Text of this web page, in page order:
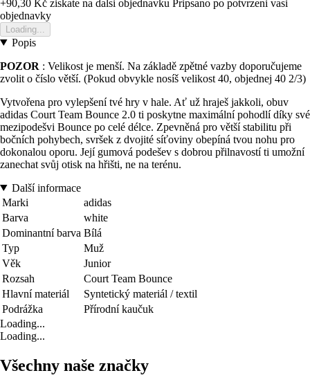
+90,30 Kč ziskate na dalsi objednavku Pripsano po potvrzeni vasi
objednavky
Loading...
Popis
POZOR : Velikost je menší. Na základě zpětné vazby doporučujeme
zvolit o číslo větší. (Pokud obvykle nosíš velikost 40, objednej 40 2/3)
Vytvořena pro vylepšení tvé hry v hale. Ať už hraješ jakkoli, obuv
adidas Court Team Bounce 2.0 ti poskytne maximální pohodlí díky své
mezipodešvi Bounce po celé délce. Zpevněná pro větší stabilitu při
bočních pohybech, svršek z dvojité síťoviny obepíná tvou nohu pro
dokonalou oporu. Její gumová podešev s dobrou přilnavostí ti umožní
zanechat svůj otisk na hřišti, ne na terénu.
Další informace
Marki
adidas
Barva
white
Dominantní barva Bílá
Typ
Muž
Věk
Junior
Rozsah
Court Team Bounce
Hlavní materiál
Syntetický materiál / textil
Podrážka
Přírodní kaučuk
Loading...
Loading...
Všechny naše značky